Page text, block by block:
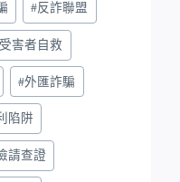
#反詐聯盟
受害者自救
#外匯詐騙
陷阱
請查證